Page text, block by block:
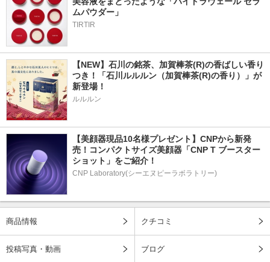
ムパウダー」
TIRTIR
【NEW】石川の銘茶、加賀棒茶(R)の香ばしい香り
つき！「石川ルルルン（加賀棒茶(R)の香り）」が
新登場！
ルルルン
【美顔器現品10名様プレゼント】CNPから新発
売！コンパクトサイズ美顔器「CNP T ブースター
ショット」をご紹介！
CNP Laboratory(シーエヌピーラボラトリー)
商品情報 クチコミ
投稿写真・動画 ブログ